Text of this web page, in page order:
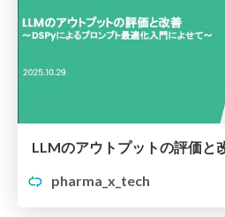
pharma_x_tech